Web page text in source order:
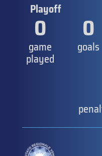
Playoff
0
game
played
0
goals